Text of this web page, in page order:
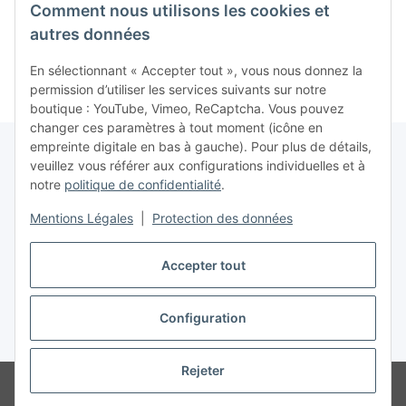
Accepter tout
Configuration
Rejeter
Comment nous utilisons les cookies et
autres données
En sélectionnant « Accepter tout », vous nous donnez la
permission d’utiliser les services suivants sur notre
boutique : YouTube, Vimeo, ReCaptcha. Vous pouvez
changer ces paramètres à tout moment (icône en
empreinte digitale en bas à gauche). Pour plus de détails,
veuillez vous référer aux configurations individuelles et à
notre politique de confidentialité.
Mentions Légales Protection des données
Sega Master System
14,99 €*
Sega Master System
7,99 €*
Contrat de rétractation
* Tous les prix incluent la TVA conformément à la section §25a du German
Value Added Tax Act (UStG), horsfrais de port